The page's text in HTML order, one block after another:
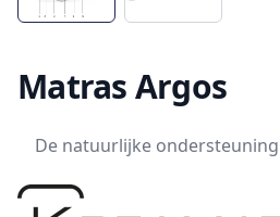
Matras Argos
De natuurlijke